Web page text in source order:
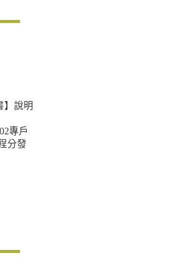
】說明
專戶
分發